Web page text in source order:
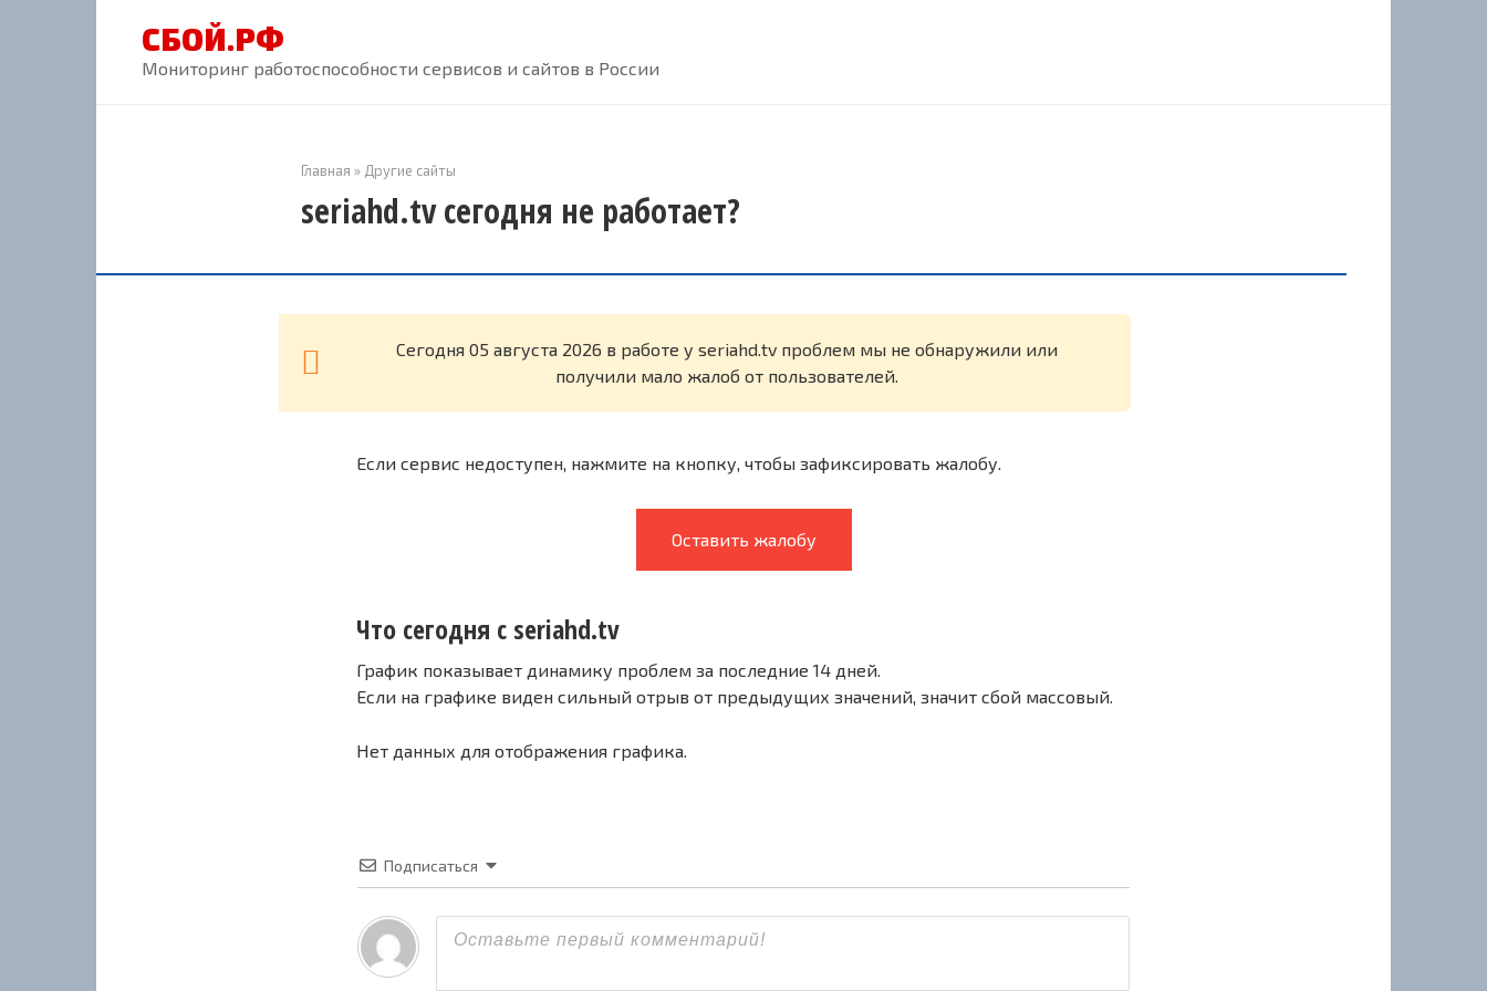
СБОЙ.РФ
Мониторинг работоспособности сервисов и сайтов в России
Главная » Другие сайты
seriahd.tv сегодня не работает?
Cегодня 05 августа 2026 в работе у seriahd.tv проблем мы не обнаружили или
получили мало жалоб от пользователей.
Если сервис недоступен, нажмите на кнопку, чтобы зафиксировать жалобу.
Оставить жалобу
Что сегодня с seriahd.tv
График показывает динамику проблем за последние 14 дней.
Если на графике виден сильный отрыв от предыдущих значений, значит сбой массовый.
Нет данных для отображения графика.
Подписаться